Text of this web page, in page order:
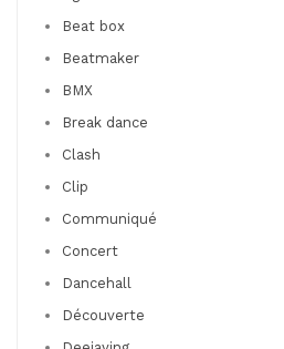
Beat box
Beatmaker
BMX
Break dance
Clash
Clip
Communiqué
Concert
Dancehall
Découverte